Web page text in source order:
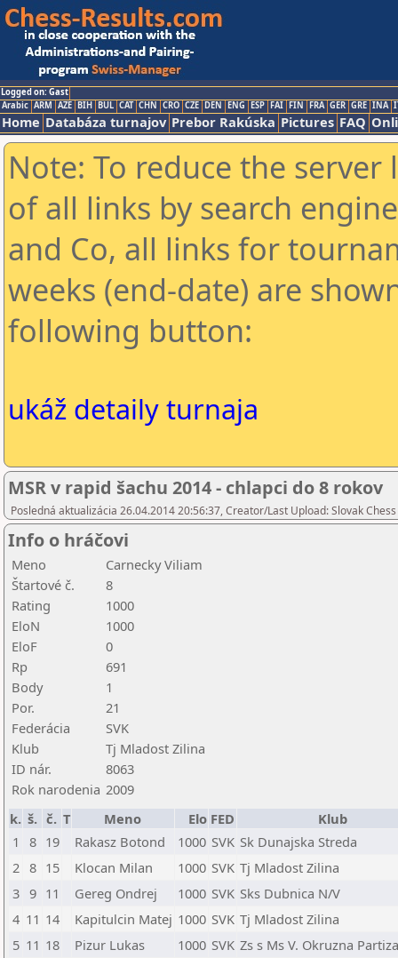
Logged on: Gast
Arabic ARM AZE BIH BUL CAT CHN CRO CZE DEN ENG ESP FAI FIN FRA GER GRE INA
Home Databáza turnajov Prebor Rakúska Pictures FAQ
Note: To reduce the
of all links by search
and Co, all links for
weeks (end-date) are
following button:
ukáž detaily turnaja
MSR v rapid šachu 2014 - chlapci do 8 rokov
Posledná aktualizácia 26.04.2014 20:56:37, Creator/Last Upload: Slovak
Info o hráčovi
Meno
Carnecky Viliam
Štartové č.
8
Rating
1000
EloN
1000
EloF
0
Rp
691
Body
1
Por.
21
Federácia
SVK
Klub
Tj Mladost Zilina
ID nár.
8063
Rok narodenia 2009
k. š. č. T Meno Elo FED
Klub
1
8 19 Rakasz Botond 1000 SVK Sk Dunajska Streda
2 8 15 Klocan Milan 1000 SVK Tj Mladost Zilina
3 9 11 Gereg Ondrej 1000 SVK Sks Dubnica N/V
4 11 14 Kapitulcin Matej 1000 SVK Tj Mladost Zilina
5 11 18 Pizur Lukas 1000 SVK Zs s Ms V. Okruzna